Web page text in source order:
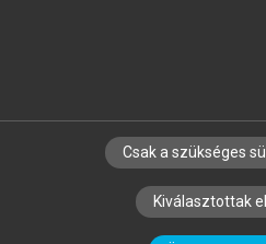
SZERZŐKNEK CÉGEKNEK
SZERKESZTÉSI ÉS
Csak a szükséges
Kiválasztottak